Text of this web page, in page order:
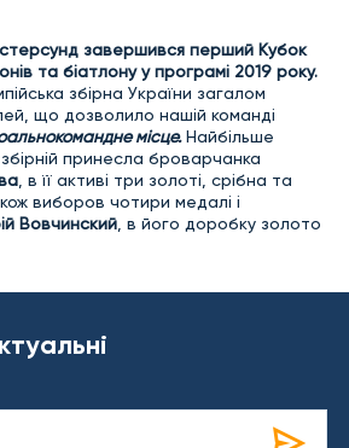
завершився перший Кубок
та біатлону у програмі 2019 року.
збірна України загалом
що дозволило нашій команді
місце.Найбільше
принесла броварчанка
, в її активі три золоті, срібна та
виборов чотири медалі і
Вовчинский , в його доробку золото